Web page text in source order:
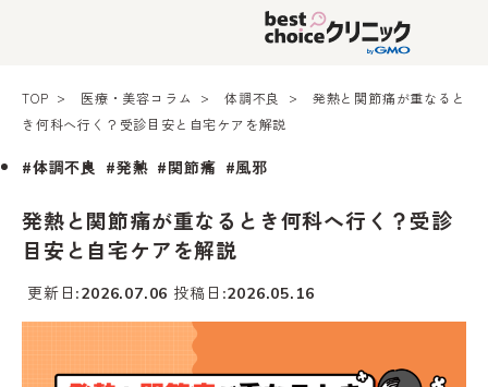
TOP 医療・美容コラム 体調不良
発熱と関節痛が重なると
き何科へ行く？受診目安と自宅ケアを解説
#体調不良 #発熱 #関節痛 #風邪
発熱と関節痛が重なるとき何科へ行く？受診
目安と自宅ケアを解説
更新日 2026.07.06 投稿日 2026.05.16